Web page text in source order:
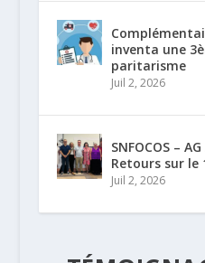
inventa une
paritarisme
Juil 2, 2026
SNFOCOS –
Retours sur le
Juil 2, 2026